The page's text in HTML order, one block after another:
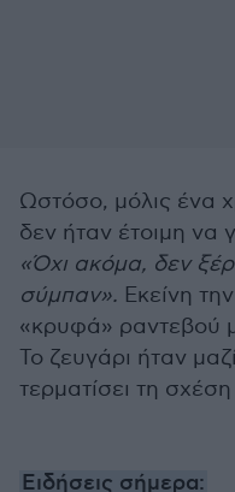
Ωστόσο, μόλις ένα
δεν ήταν έτοιμη να
«Όχι ακόμα, δεν
σύμπαν». Εκείνη
«κρυφά» ραντεβού
Το ζευγάρι ήταν
τερματίσει τη σχέση
Ειδήσεις σήμερα: